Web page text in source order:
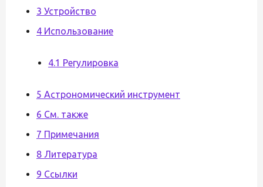
3 Устройство
4 Использование
4.1 Регулировка
5 Астрономический инструмент
6 См. также
7 Примечания
8 Литература
9 Ссылки